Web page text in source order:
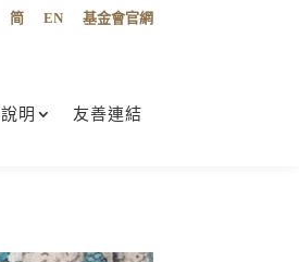
简 EN 基金會官網
明 友善連結